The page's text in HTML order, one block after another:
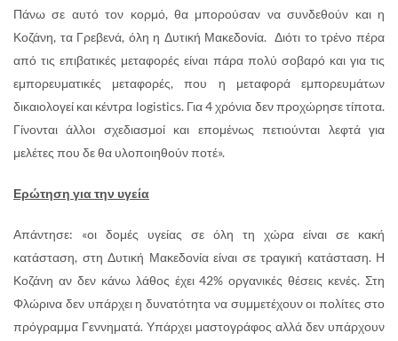
Πάνω σε αυτό τον κορμό, θα μπορούσαν να συνδεθούν και η
Κοζάνη, τα Γρεβενά, όλη η Δυτική Μακεδονία. Διότι το τρένο πέρα
από τις επιβατικές μεταφορές είναι πάρα πολύ σοβαρό και για τις
εμπορευματικές μεταφορές, που η μεταφορά εμπορευμάτων
δικαιολογεί και κέντρα logistics. Για 4 χρόνια δεν προχώρησε τίποτα.
Γίνονται άλλοι σχεδιασμοί και επομένως πετιούνται λεφτά για
μελέτες που δε θα υλοποιηθούν ποτέ».
Ερώτηση για την υγεία
Απάντησε: «οι δομές υγείας σε όλη τη χώρα είναι σε κακή
κατάσταση, στη Δυτική Μακεδονία είναι σε τραγική κατάσταση. Η
Κοζάνη αν δεν κάνω λάθος έχει 42% οργανικές θέσεις κενές. Στη
Φλώρινα δεν υπάρχει η δυνατότητα να συμμετέχουν οι πολίτες στο
πρόγραμμα Γεννηματά. Υπάρχει μαστογράφος αλλά δεν υπάρχουν